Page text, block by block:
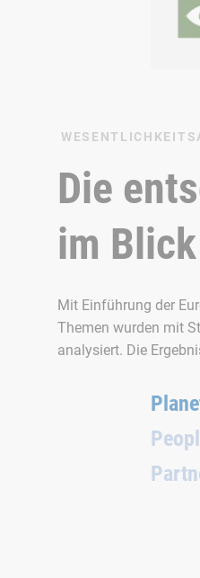
Die
im Blick
Mit Einführung der
Themen wurden mit
analysiert. Die